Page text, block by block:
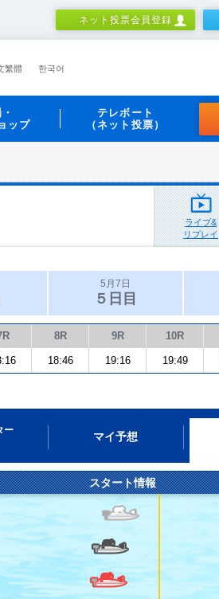
ネット投票会員登録
繁體 한국어
ップ
テレボート
（ネット投票）
ライブ&
リプレイ
5月7日
５日目
8R 9R 10R
18:46 19:16 19:49
ー
マイ予想
スタート情報